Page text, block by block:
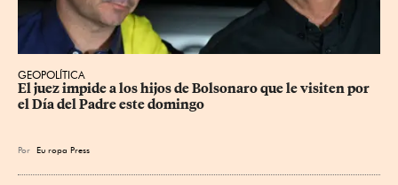
GEOPOLÍTICA
El juez impide a los hijos de Bolsonaro que le visiten por
el Día del Padre este domingo
Por Eu ropa Press